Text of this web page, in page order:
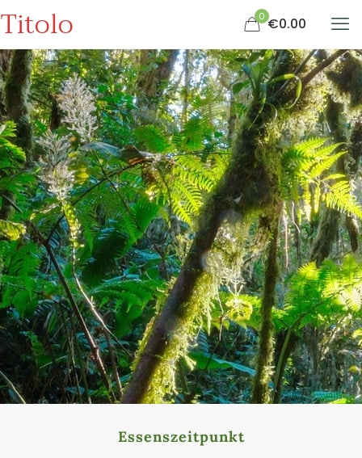
Titolo 0 €0.00
Essenszeitpunkt